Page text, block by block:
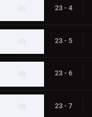
23 - 4
23 - 5
23 - 6
23 - 7